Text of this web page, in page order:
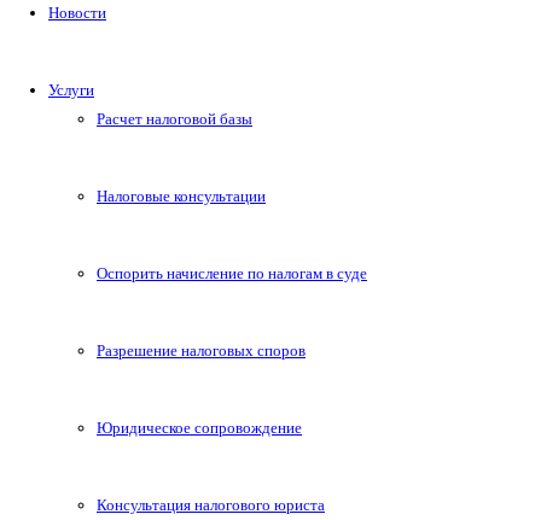
Новости
Услуги
Расчет налоговой базы
Налоговые консультации
Оспорить начисление по налогам в суде
Разрешение налоговых споров
Юридическое сопровождение
Консультация налогового юриста